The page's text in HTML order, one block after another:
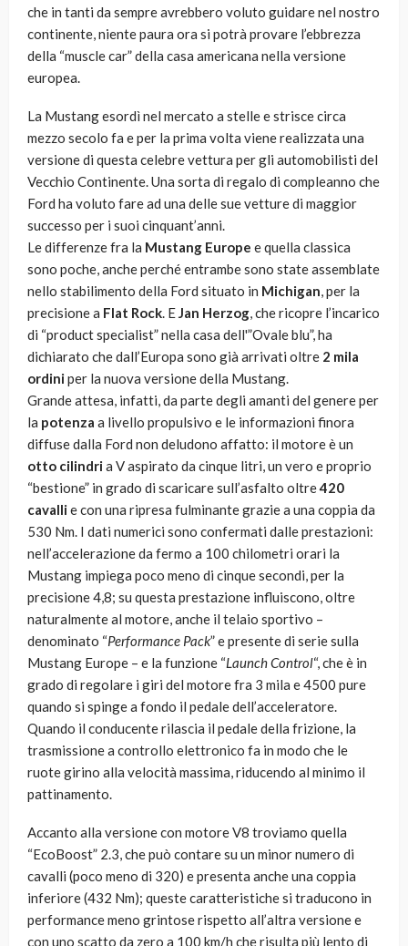
che in tanti da sempre avrebbero voluto guidare nel nostro
continente, niente paura ora si potrà provare l’ebbrezza
della “muscle car” della casa americana nella versione
europea.
La Mustang esordì nel mercato a stelle e strisce circa
mezzo secolo fa e per la prima volta viene realizzata una
versione di questa celebre vettura per gli automobilisti del
Vecchio Continente. Una sorta di regalo di compleanno che
Ford ha voluto fare ad una delle sue vetture di maggior
successo per i suoi cinquant’anni.
Le differenze fra la Mustang Europe e quella classica
sono poche, anche perché entrambe sono state assemblate
nello stabilimento della Ford situato in Michigan, per la
precisione a Flat Rock. EJan Herzog, che ricopre l’incarico
di “product specialist” nella casa dell'”Ovale blu”, ha
dichiarato che dall’Europa sono già arrivati oltre 2 mila
ordiniper la nuova versione della Mustang.
Grande attesa, infatti, da parte degli amanti del genere per
la potenza a livello propulsivo e le informazioni finora
diffuse dalla Ford non deludono affatto: il motore è un
otto cilindria V aspirato da cinque litri, un vero e proprio
“bestione” in grado di scaricare sull’asfalto oltre420
cavallie con una ripresa fulminante grazie a una coppia da
530 Nm. I dati numerici sono confermati dalle prestazioni:
nell’accelerazione da fermo a 100 chilometri orari la
Mustang impiega poco meno di cinque secondi, per la
precisione 4,8; su questa prestazione influiscono, oltre
naturalmente al motore, anche il telaio sportivo –
denominato “Performance Pack” e presente di serie sulla
Mustang Europe – e la funzione “Launch Control“, che è in
grado di regolare i giri del motore fra 3 mila e 4500 pure
quando si spinge a fondo il pedale dell’acceleratore.
Quando il conducente rilascia il pedale della frizione, la
trasmissione a controllo elettronico fa in modo che le
ruote girino alla velocità massima, riducendo al minimo il
pattinamento.
Accanto alla versione con motore V8 troviamo quella
“EcoBoost” 2.3, che può contare su un minor numero di
cavalli (poco meno di 320) e presenta anche una coppia
inferiore (432 Nm); queste caratteristiche si traducono in
performance meno grintose rispetto all’altra versione e
con uno scatto da zero a 100 km/h che risulta più lento di